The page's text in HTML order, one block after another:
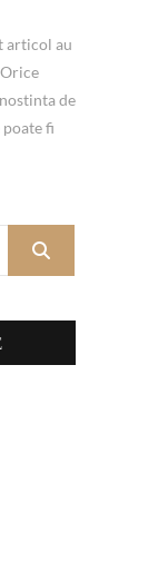
articol au
de
fi